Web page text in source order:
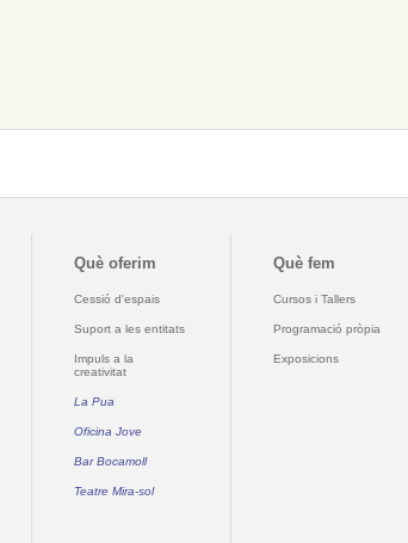
Què oferim
Cessió d'espais
Suport a les entitats
Impuls a la
creativitat
La Pua
Oficina Jove
Bar Bocamoll
Teatre Mira-sol
Què fem
Cursos i Tallers
Programació pròpia
Exposicions